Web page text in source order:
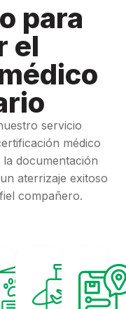
para
el
servicio
médico
documentación
aterrizaje exitoso
compañero.